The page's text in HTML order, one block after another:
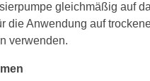
gleichmäßig auf
die Anwendung auf
verwenden.